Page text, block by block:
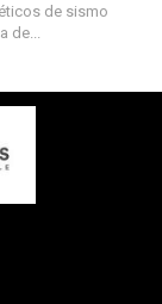
de sismo